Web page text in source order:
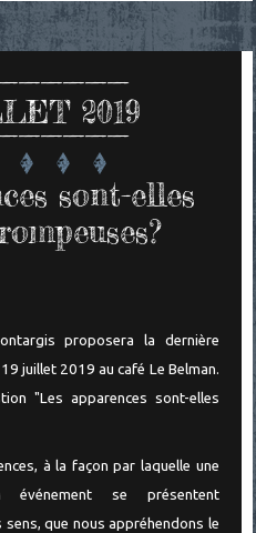
2019
sont-elles
proposera la dernière
juillet 2019 au café Le Belman.
"Les apparences sont-elles
à la façon par laquelle une
événement se présentent
que nous appréhendons le